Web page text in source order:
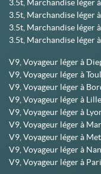
3.5t, Marchandise léger
3.5t, Marchandise léger
3.5t, Marchandise léger
3.5t, Marchandise léger
V9, Voyageur léger à
V9, Voyageur léger à
V9, Voyageur léger à
V9, Voyageur léger à Lille
V9, Voyageur léger à
V9, Voyageur léger à
V9, Voyageur léger à
V9, Voyageur léger à
V9, Voyageur léger à